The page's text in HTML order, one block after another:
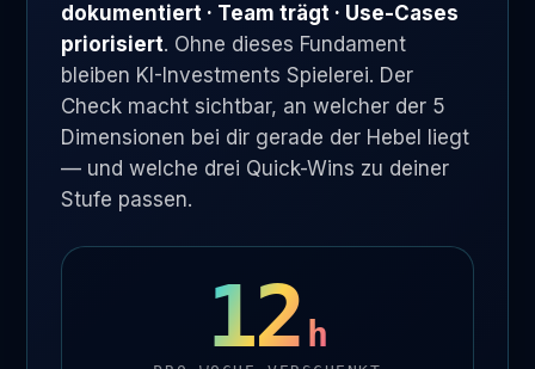
dokumentiert · Team trägt · Use-Cases
priorisiert. Ohne dieses Fundament
bleiben KI-Investments Spielerei. Der
Check macht sichtbar, an welcher der 5
Dimensionen bei dir gerade der Hebel liegt
— und welche drei Quick-Wins zu deiner
Stufe passen.
12 h